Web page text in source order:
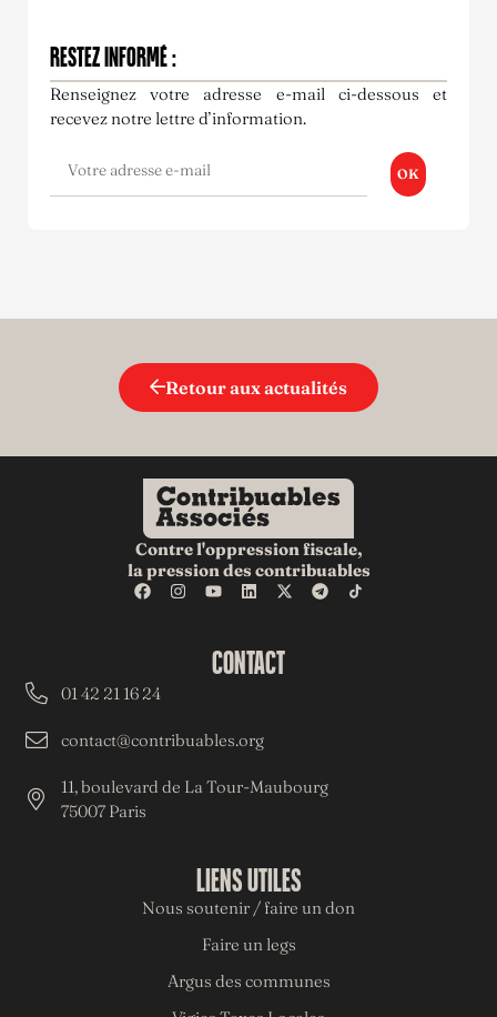
RESTEZ INFORMÉ :
Renseignez votre adresse e-mail ci-dessous et
recevez notre lettre d’information.
OK
Retour aux actualités
Contre l'oppression fiscale,
la pression des contribuables
LIENS UTILES
Nous soutenir / faire un don
Faire un legs
Argus des communes
CONTACT
01 42 21 16 24
contact@contribuables.org
11, boulevard de La Tour-Maubourg
75007 Paris